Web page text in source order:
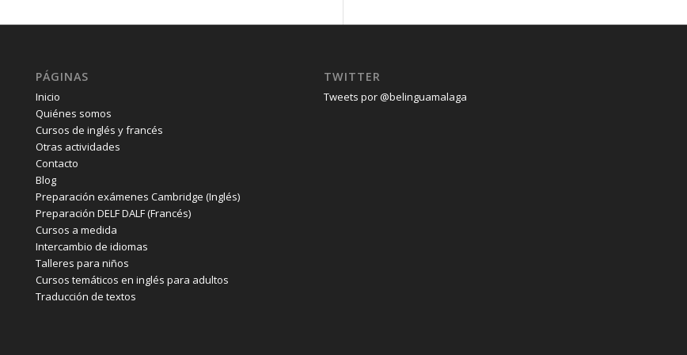
PÁGINAS
Inicio
Quiénes somos
Cursos de inglés y francés
Otras actividades
Contacto
Blog
Preparación exámenes Cambridge (Inglés)
Preparación DELF DALF (Francés)
Cursos a medida
Intercambio de idiomas
Talleres para niños
Cursos temáticos en inglés para adultos
Traducción de textos
TWITTER
Tweets por @belinguamalaga